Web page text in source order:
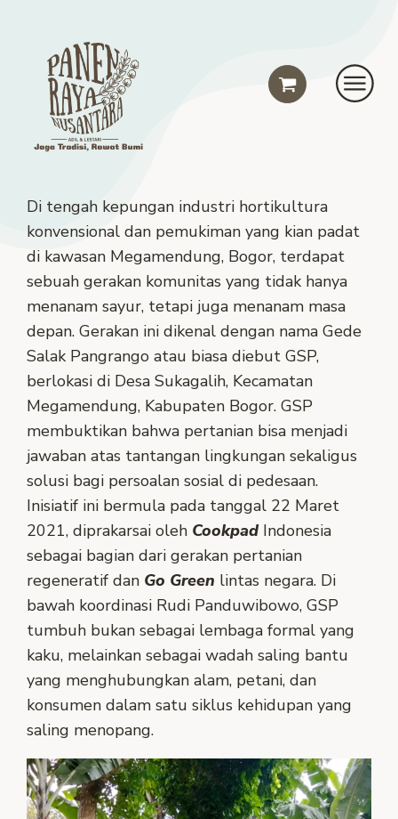
Di tengah kepungan industri hortikultura
konvensional dan pemukiman yang kian padat
di kawasan Megamendung, Bogor, terdapat
sebuah gerakan komunitas yang tidak hanya
menanam sayur, tetapi juga menanam masa
depan. Gerakan ini dikenal dengan nama Gede
Salak Pangrango atau biasa diebut GSP,
berlokasi di Desa Sukagalih, Kecamatan
Megamendung, Kabupaten Bogor. GSP
membuktikan bahwa pertanian bisa menjadi
jawaban atas tantangan lingkungan sekaligus
solusi bagi persoalan sosial di pedesaan.
Inisiatif ini bermula pada tanggal 22 Maret
2021, diprakarsai oleh Cookpad Indonesia
sebagai bagian dari gerakan pertanian
regeneratif dan Go Green lintas negara. Di
bawah koordinasi Rudi Panduwibowo, GSP
tumbuh bukan sebagai lembaga formal yang
kaku, melainkan sebagai wadah saling bantu
yang menghubungkan alam, petani, dan
konsumen dalam satu siklus kehidupan yang
saling menopang.